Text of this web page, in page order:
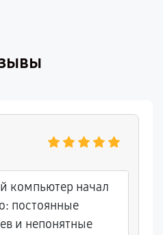
компьютер начал
постоянные
и непонятные